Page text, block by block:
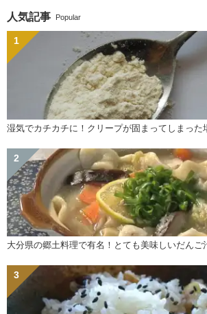
人気記事 Popular
湿気でカチカチに！クリープが固まってしまった
大分県の郷土料理で有名！とても美味しいだんご